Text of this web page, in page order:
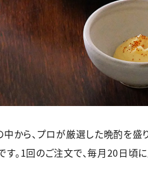
ら、プロが厳選した晩酌を盛り
。1回のご注文で、毎月20日頃